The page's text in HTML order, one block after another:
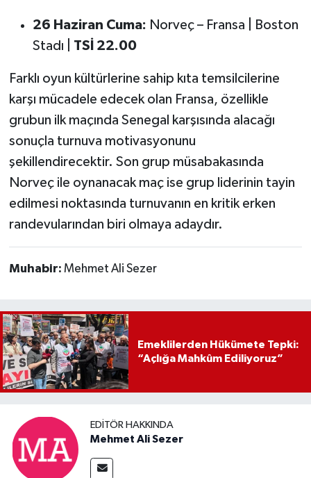
26 Haziran Cuma: Norveç – Fransa | Boston
Stadı | TSİ 22.00
Farklı oyun kültürlerine sahip kıta temsilcilerine
karşı mücadele edecek olan Fransa, özellikle
grubun ilk maçında Senegal karşısında alacağı
sonuçla turnuva motivasyonunu
şekillendirecektir. Son grup müsabakasında
Norveç ile oynanacak maç ise grup liderinin tayin
edilmesi noktasında turnuvanın en kritik erken
randevularından biri olmaya adaydır.
Muhabir: Mehmet Ali Sezer
Emeklilerden Hükümete Tepki:
“Açlığa Mahkûm Ediliyoruz”
EDITÖR HAKKINDA
Mehmet Ali Sezer